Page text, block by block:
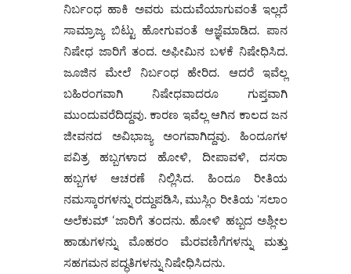
ನಿರ್ಬಂಧ ಹಾಕಿ ಅವರು ಮದುವೆಯಾಗುವಂತೆ ಇಲ್ಲದೆ
ಸಾಮ್ರಾಜ್ಯ ಬಿಟ್ಟು ಹೋಗುವಂತೆ ಆಜ್ಞೆಮಾಡಿದ. ಪಾನ
ನಿಷೇಧ ಜಾರಿಗೆ ತಂದ. ಅಫೀಮಿನ ಬಳಕೆ ನಿಷೇಧಿಸಿದ.
ಜೂಜಿನ ಮೇಲೆ ನಿರ್ಬಂಧ ಹೇರಿದ. ಆದರೆ ಇವೆಲ್ಲ
ಬಹಿರಂಗವಾಗಿ ನಿಷೇಧವಾದರೂ ಗುಪ್ತವಾಗಿ
ಮುಂದುವರೆದಿದ್ದವು. ಕಾರಣ ಇವೆಲ್ಲ ಆಗಿನ ಕಾಲದ ಜನ
ಜೀವನದ ಅವಿಭಾಜ್ಯ ಅಂಗವಾಗಿದ್ದವು. ಹಿಂದೂಗಳ
ಪವಿತ್ರ ಹಬ್ಬಗಳಾದ ಹೋಳಿ, ದೀಪಾವಳಿ, ದಸರಾ
ಹಬ್ಬಗಳ ಆಚರಣೆ ನಿಲ್ಲಿಸಿದ. ಹಿಂದೂ ರೀತಿಯ
ನಮಸ್ಕಾರಗಳನ್ನು ರದ್ದುಪಡಿಸಿ, ಮುಸ್ಲಿಂ ರೀತಿಯ ʻಸಲಾಂ
ಅಲೆಕುಮ್ ‘ಜಾರಿಗೆ ತಂದನು. ಹೋಳಿ ಹಬ್ಬದ ಅಶ್ಲೀಲ
ಹಾಡುಗಳನ್ನು ಮೊಹರಂ ಮೆರವಣಿಗೆಗಳನ್ನು ಮತ್ತು
ಸಹಗಮನ ಪದ್ಧತಿಗಳನ್ನು ನಿಷೇಧಿಸಿದನು.